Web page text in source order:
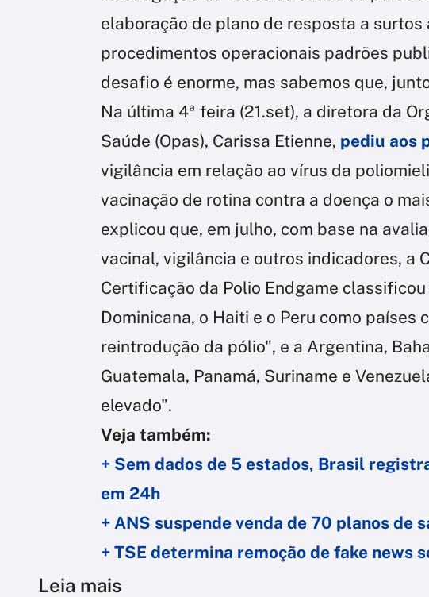
elaboração de plano de resposta a
procedimentos operacionais padrões
desafio é enorme, mas sabemos que,
Na última 4ª feira (21.set), a diretora da
Saúde (Opas), Carissa Etienne, pediu aos
vigilância em relação ao vírus da
vacinação de rotina contra a doença o
explicou que, em julho, com base na
vacinal, vigilância e outros indicadores, a
Certificação da Polio Endgame
Dominicana, o Haiti e o Peru como países
reintrodução da pólio", e a Argentina,
Guatemala, Panamá, Suriname e
elevado".
Veja também:
+ Sem dados de 5 estados, Brasil
em 24h
+ ANS suspende venda de 70 planos de
+ TSE determina remoção de fake news
Leia mais